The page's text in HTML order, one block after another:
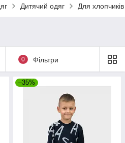
Дитячий одяг Для хлопчиків
0 Фільтри
–35%